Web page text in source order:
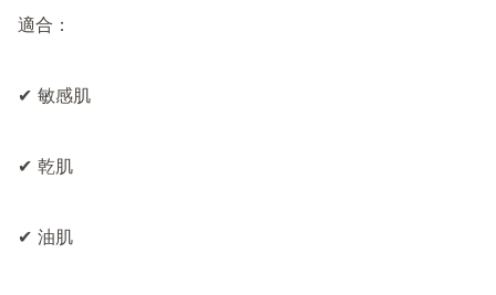
適合：
✔ 敏感肌
✔ 乾肌
✔ 油肌